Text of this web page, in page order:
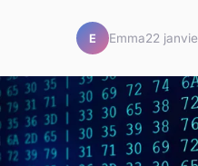
E Emma22